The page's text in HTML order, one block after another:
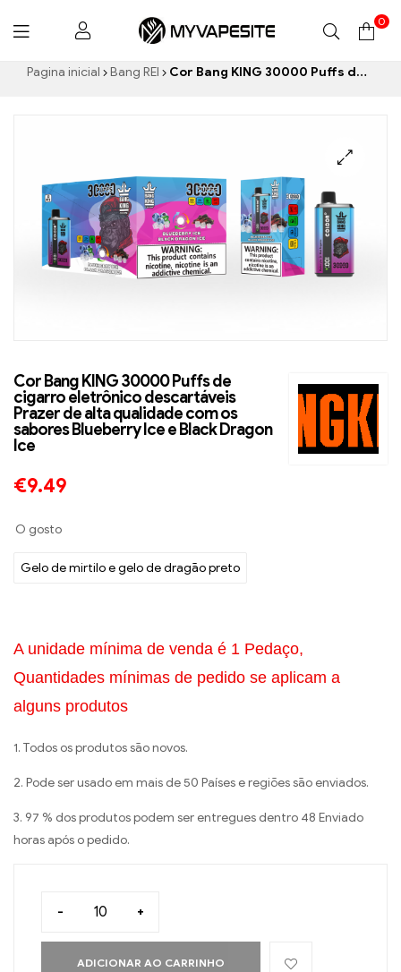
Myvapesite.de
0
Pagina inicial Bang REI Cor Bang KING 30000 Puffs de cigarro eletrônico descartáveis ​​Prazer de alta qualidade com os sabores Blueberry Ice e Black Dragon Ice
Cor Bang KING 30000 Puffs de
cigarro eletrônico descartáveis ​​
Prazer de alta qualidade com os
sabores Blueberry Ice e Black Dragon
Ice
€9.49
O gosto
Gelo de mirtilo e gelo de dragão preto
A unidade mínima de venda é 1 Pedaço,
Quantidades mínimas de pedido se aplicam a
alguns produtos
1. Todos os produtos são novos.
2. Pode ser usado em mais de 50 Países e regiões são enviados.
3. 97 % dos produtos podem ser entregues dentro 48 Enviado
horas após o pedido.
- +
ADICIONAR AO CARRINHO